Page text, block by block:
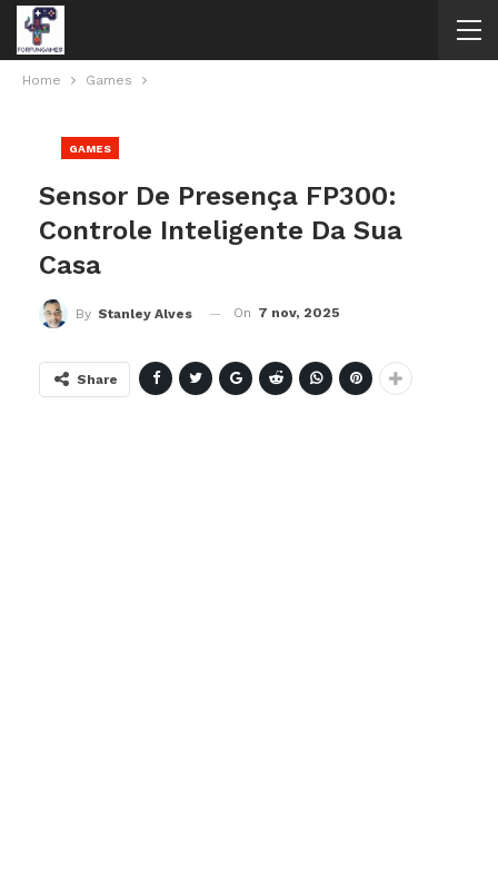
Home Games
GAMES
Sensor De Presença FP300:
Controle Inteligente Da Sua
Casa
By Stanley Alves On 7 nov, 2025
Share